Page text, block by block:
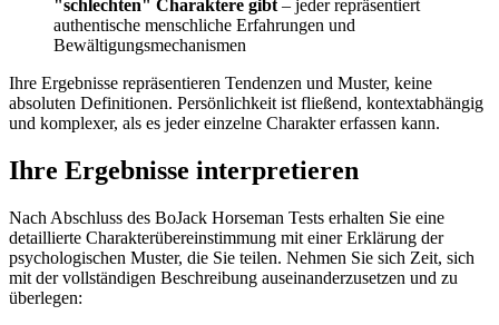
"schlechten" Charaktere gibt – jeder repräsentiert
authentische menschliche Erfahrungen und
Bewältigungsmechanismen
Ihre Ergebnisse repräsentieren Tendenzen und Muster, keine
absoluten Definitionen. Persönlichkeit ist fließend, kontextabhängig
und komplexer, als es jeder einzelne Charakter erfassen kann.
Ihre Ergebnisse interpretieren
Nach Abschluss des BoJack Horseman Tests erhalten Sie eine
detaillierte Charakterübereinstimmung mit einer Erklärung der
psychologischen Muster, die Sie teilen. Nehmen Sie sich Zeit, sich
mit der vollständigen Beschreibung auseinanderzusetzen und zu
überlegen: